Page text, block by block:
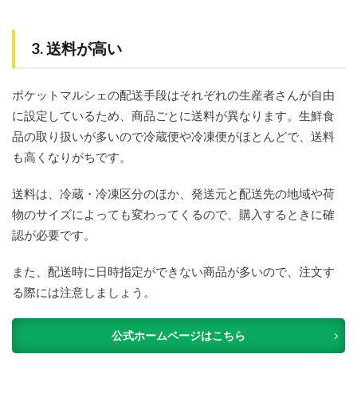
3. 送料が高い
ポケットマルシェの配送手段はそれぞれの生産者さんが自由
に設定しているため、商品ごとに送料が異なります。生鮮食
品の取り扱いが多いので冷蔵便や冷凍便がほとんどで、送料
も高くなりがちです。
送料は、冷蔵・冷凍区分のほか、発送元と配送先の地域や荷
物のサイズによっても変わってくるので、購入するときに確
認が必要です。
また、配送時に日時指定ができない商品が多いので、注文す
る際には注意しましょう。
公式ホームページはこちら